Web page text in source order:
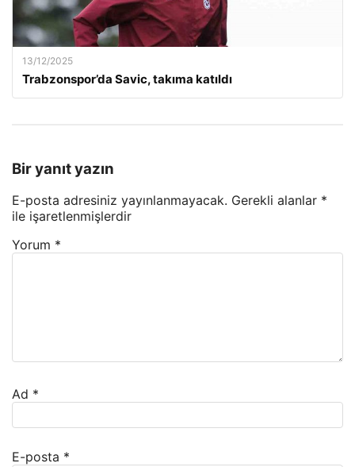
13/12/2025
Trabzonspor’da Savic, takıma katıldı
Bir yanıt yazın
E-posta adresiniz yayınlanmayacak. Gerekli alanlar *
ile işaretlenmişlerdir
Yorum *
Ad *
E-posta *